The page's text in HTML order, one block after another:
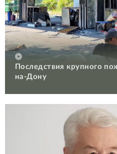
Последствия крупного
на-Дону